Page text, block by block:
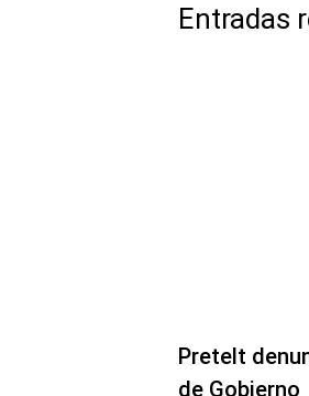
Entradas
Pretelt
de Gobierno